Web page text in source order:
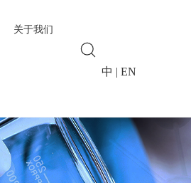
关于我们
中 | EN